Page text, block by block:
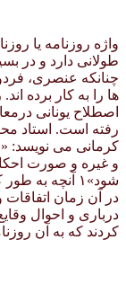
واژه روزنامه یا
طولانی دارد و در
چنانکه عنصری،
ها را به کار برده
اصطلاح یونانی
رفته است. استاد
کرمانی می نویسد:
و غیره و صورت
شود»۱ آنچه
در آن زمان اتفاقات
درباری و احوال
کردند که به آن